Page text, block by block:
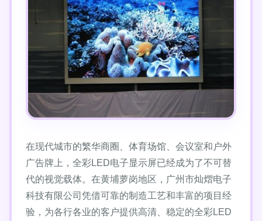
在现代城市的繁华商圈、体育场馆、会议室和户外
广告牌上，全彩LED电子显示屏已经成为了不可替
代的视觉载体。在黄埔萝岗地区，广州市灿熠电子
科技有限公司凭借可靠的制造工艺和丰富的项目经
验，为各行各业的客户提供高清、稳定的全彩LED